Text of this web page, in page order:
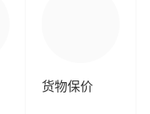
货物保价